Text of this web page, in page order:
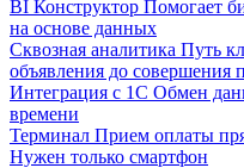
BI Конструктор Помогает
на основе данных
Сквозная аналитика Путь
объявления до совершения
Интеграция с 1С Обмен
времени
Терминал Прием оплаты
Нужен только смартфон